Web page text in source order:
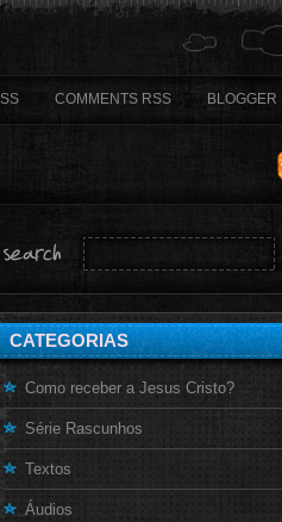
COMMENTS RSS BLOGGER
CATEGORIAS
Como receber a Jesus Cristo?
Série Rascunhos
Textos
Áudios